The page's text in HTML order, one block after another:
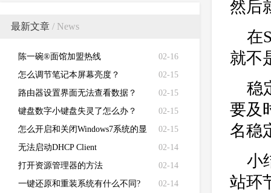
最新文章 / News
02-16
陈一碗®面馆加盟热线
02-15
怎么调节笔记本屏幕亮度？
02-15
路由器设置界面无法查看数据？
02-15
键盘数字小键盘失灵了怎么办？
02-15
怎么开启和关闭Windows7系统的显
卡硬件加速功能
02-14
无法启动DHCP Client
02-14
打开资源管理器的方法
02-14
一键还原和重装系统有什么不同?
然后
在
就不
稳
要及
名稳
小
站环